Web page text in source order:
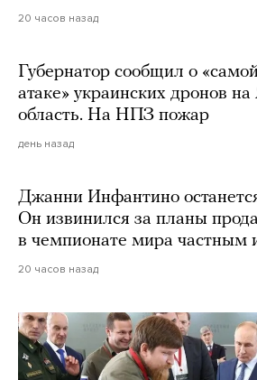
20 часов назад
Губернатор сообщил о
атаке» украинских дронов
область. На НПЗ пожар
день назад
Джанни Инфантино
Он извинился за планы
в чемпионате мира частным
20 часов назад